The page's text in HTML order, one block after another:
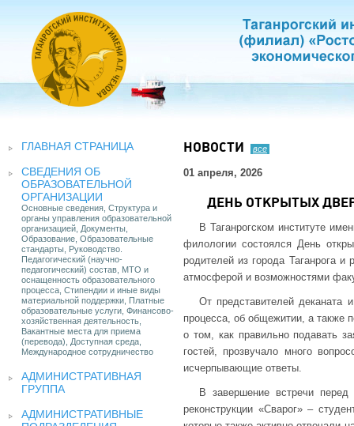
ГЛАВНАЯ СТРАНИЦА
СВЕДЕНИЯ ОБ
ОБРАЗОВАТЕЛЬНОЙ
ОРГАНИЗАЦИИ
Основные сведения, Структура и
органы управления образовательной
организацией, Документы,
Образование, Образовательные
стандарты, Руководство.
Педагогический (научно-
педагогический) состав, МТО и
оснащенность образовательного
процесса, Стипендии и иные виды
материальной поддержки, Платные
образовательные услуги, Финансово-
хозяйственная деятельность,
Вакантные места для приема
(перевода), Доступная среда,
Международное сотрудничество
АДМИНИСТРАТИВНАЯ
ГРУППА
АДМИНИСТРАТИВНЫЕ
НОВОСТИ все
01 апреля, 2026
ДЕНЬ ОТКРЫТЫХ
В Таганрогском институте
филологии состоялся День
родителей из города Таганрога и
атмосферой и возможностями
От представителей деканата
процесса, об общежитии, а также
о том, как правильно подавать
гостей, прозвучало много
исчерпывающие ответы.
В завершение встречи перед
реконструкции «Сварог» –